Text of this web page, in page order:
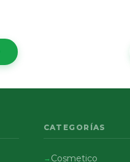
CATEGORÍAS
Cosmetico